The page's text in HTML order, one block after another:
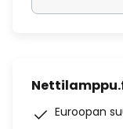
Euroopan